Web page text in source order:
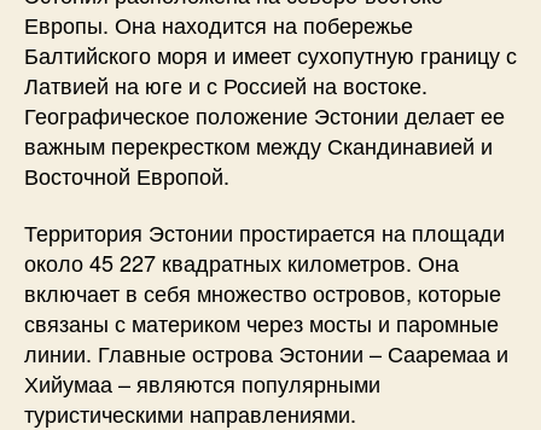
Европы. Она находится на побережье
Балтийского моря и имеет сухопутную границу с
Латвией на юге и с Россией на востоке.
Географическое положение Эстонии делает ее
важным перекрестком между Скандинавией и
Восточной Европой.
Территория Эстонии простирается на площади
около 45 227 квадратных километров. Она
включает в себя множество островов, которые
связаны с материком через мосты и паромные
линии. Главные острова Эстонии – Сааремаа и
Хийумаа – являются популярными
туристическими направлениями.